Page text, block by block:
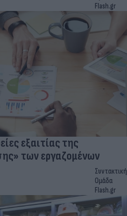
Flash.gr
εξαιτίας της
των εργαζομένων
Συντακτική
Ομάδα
Flash.gr